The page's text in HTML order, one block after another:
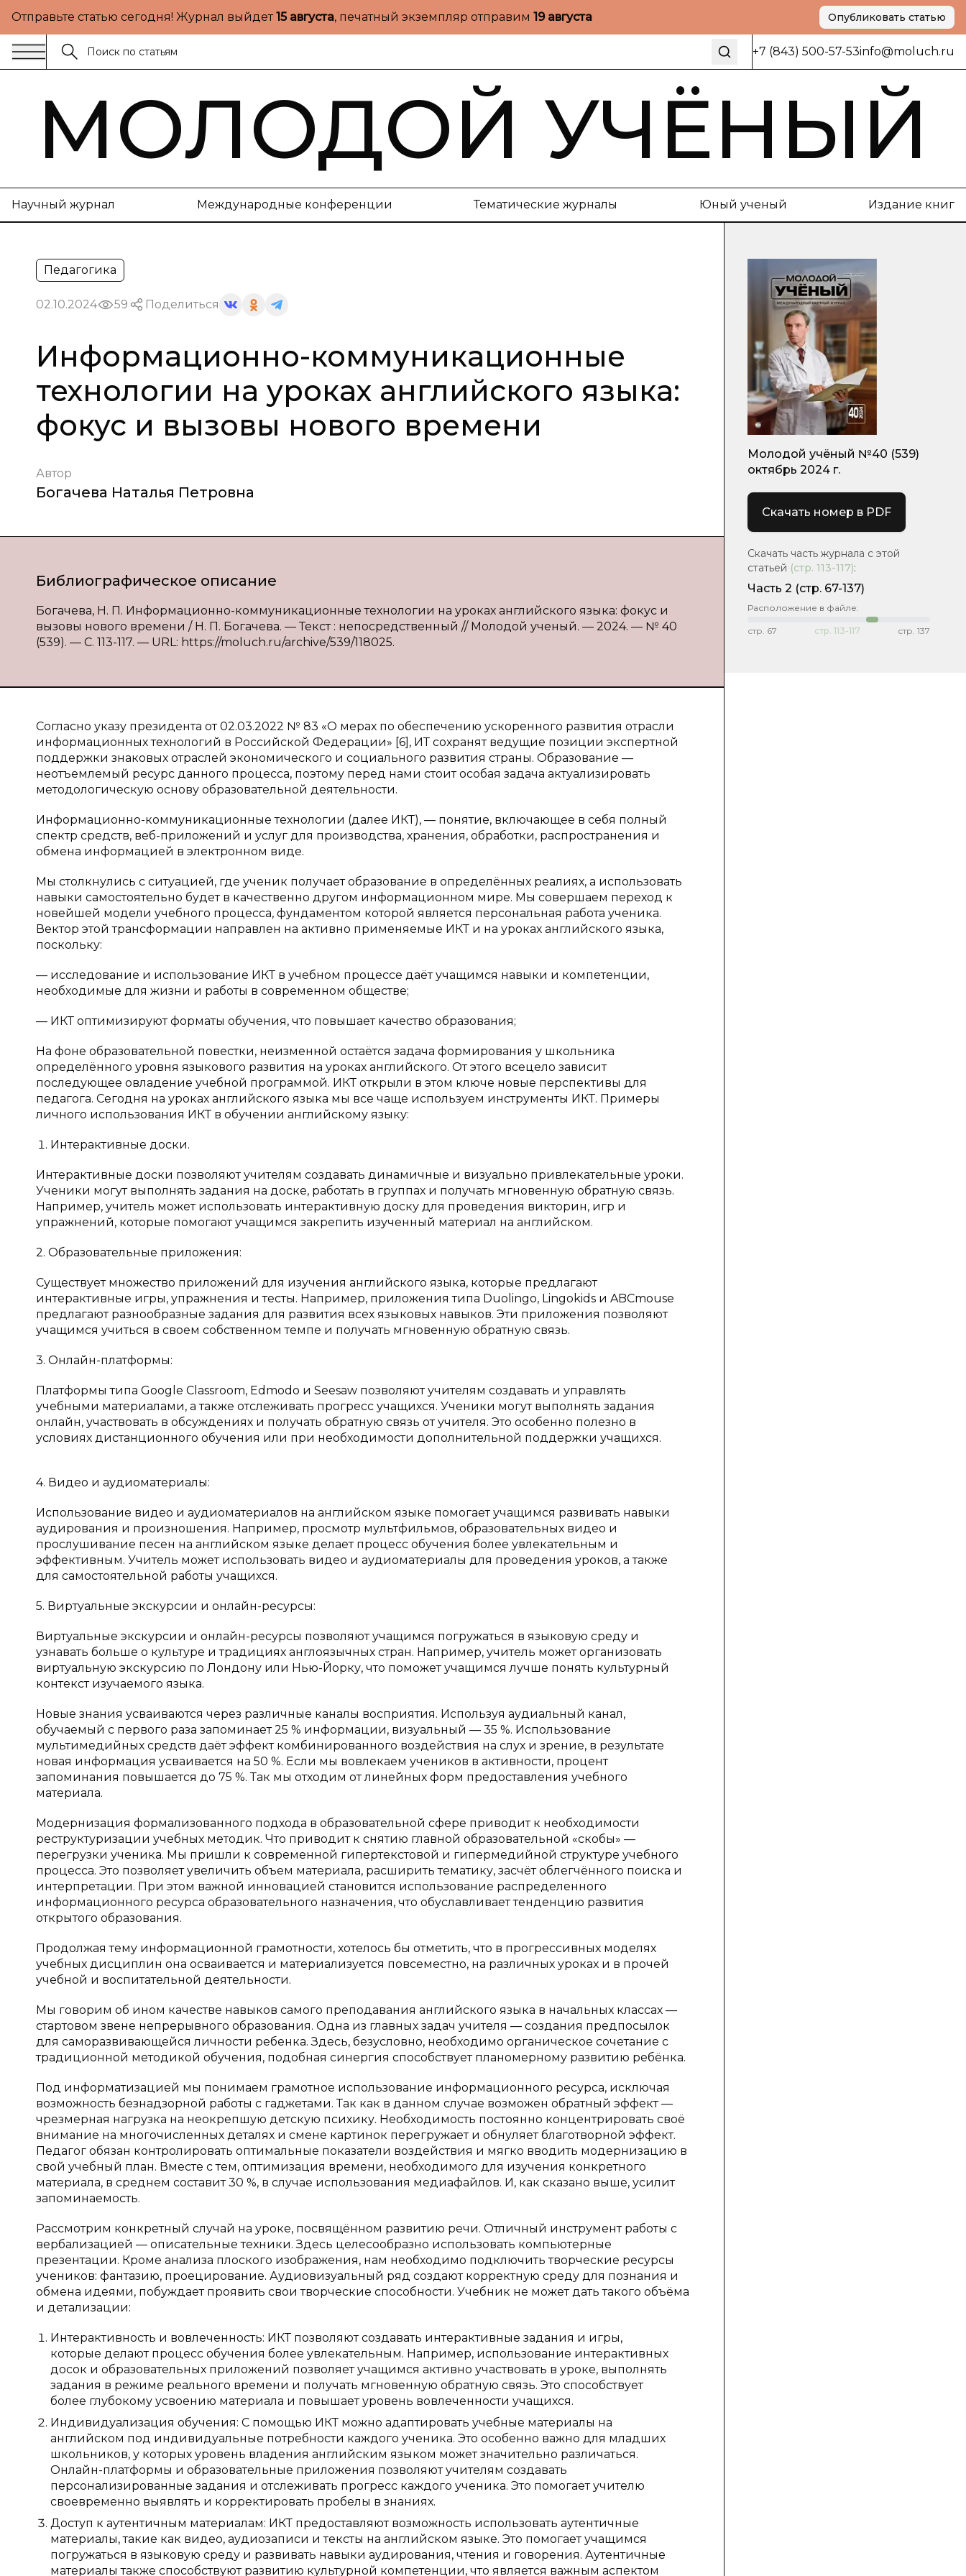
Отправьте статью сегодня! Журнал выйдет15 августа, печатный экземпляр отправим 19 августа Опубликовать статью
+7 (843) 500-57-53info@moluch.ru
МОЛОДОЙ УЧЁНЫЙ
Научный журнал Международные конференции Тематические журналы Юный ученый Издание книг
Педагогика
02.10.2024 59 Поделиться
Информационно-коммуникационные
технологии на уроках английского языка:
фокус и вызовы нового времени
Автор
Богачева Наталья Петровна
Библиографическое описание
Богачева, Н. П. Информационно-коммуникационные технологии на уроках английского языка: фокус и
вызовы нового времени / Н. П. Богачева. — Текст : непосредственный // Молодой ученый. — 2024. — № 40
(539). — С. 113-117. — URL: https://moluch.ru/archive/539/118025.
Согласно указу президента от 02.03.2022 № 83 «О мерах по обеспечению ускоренного развития отрасли
информационных технологий в Российской Федерации» [6], ИТ сохранят ведущие позиции экспертной
поддержки знаковых отраслей экономического и социального развития страны. Образование —
неотъемлемый ресурс данного процесса, поэтому перед нами стоит особая задача актуализировать
методологическую основу образовательной деятельности.
Информационно-коммуникационные технологии (далее ИКТ), — понятие, включающее в себя полный
спектр средств, веб-приложений и услуг для производства, хранения, обработки, распространения и
обмена информацией в электронном виде.
Мы столкнулись с ситуацией, где ученик получает образование в определённых реалиях, а использовать
навыки самостоятельно будет в качественно другом информационном мире. Мы совершаем переход к
новейшей модели учебного процесса, фундаментом которой является персональная работа ученика.
Вектор этой трансформации направлен на активно применяемые ИКТ и на уроках английского языка,
поскольку:
— исследование и использование ИКТ в учебном процессе даёт учащимся навыки и компетенции,
необходимые для жизни и работы в современном обществе;
— ИКТ оптимизируют форматы обучения, что повышает качество образования;
На фоне образовательной повестки, неизменной остаётся задача формирования у школьника
определённого уровня языкового развития на уроках английского. От этого всецело зависит
последующее овладение учебной программой. ИКТ открыли в этом ключе новые перспективы для
педагога. Сегодня на уроках английского языка мы все чаще используем инструменты ИКТ. Примеры
личного использования ИКТ в обучении английскому языку:
Интерактивные доски.
Интерактивные доски позволяют учителям создавать динамичные и визуально привлекательные уроки.
Ученики могут выполнять задания на доске, работать в группах и получать мгновенную обратную связь.
Например, учитель может использовать интерактивную доску для проведения викторин, игр и
упражнений, которые помогают учащимся закрепить изученный материал на английском.
2. Образовательные приложения:
Существует множество приложений для изучения английского языка, которые предлагают
интерактивные игры, упражнения и тесты. Например, приложения типа Duolingo, Lingokids и ABCmouse
предлагают разнообразные задания для развития всех языковых навыков. Эти приложения позволяют
учащимся учиться в своем собственном темпе и получать мгновенную обратную связь.
3. Онлайн-платформы:
Платформы типа Google Classroom, Edmodo и Seesaw позволяют учителям создавать и управлять
учебными материалами, а также отслеживать прогресс учащихся. Ученики могут выполнять задания
онлайн, участвовать в обсуждениях и получать обратную связь от учителя. Это особенно полезно в
условиях дистанционного обучения или при необходимости дополнительной поддержки учащихся.
4. Видео и аудиоматериалы:
Использование видео и аудиоматериалов на английском языке помогает учащимся развивать навыки
аудирования и произношения. Например, просмотр мультфильмов, образовательных видео и
прослушивание песен на английском языке делает процесс обучения более увлекательным и
эффективным. Учитель может использовать видео и аудиоматериалы для проведения уроков, а также
для самостоятельной работы учащихся.
5. Виртуальные экскурсии и онлайн-ресурсы:
Виртуальные экскурсии и онлайн-ресурсы позволяют учащимся погружаться в языковую среду и
узнавать больше о культуре и традициях англоязычных стран. Например, учитель может организовать
виртуальную экскурсию по Лондону или Нью-Йорку, что поможет учащимся лучше понять культурный
контекст изучаемого языка.
Новые знания усваиваются через различные каналы восприятия. Используя аудиальный канал,
обучаемый с первого раза запоминает 25 % информации, визуальный — 35 %. Использование
мультимедийных средств даёт эффект комбинированного воздействия на слух и зрение, в результате
новая информация усваивается на 50 %. Если мы вовлекаем учеников в активности, процент
запоминания повышается до 75 %. Так мы отходим от линейных форм предоставления учебного
материала.
Модернизация формализованного подхода в образовательной сфере приводит к необходимости
реструктуризации учебных методик. Что приводит к снятию главной образовательной «скобы» —
перегрузки ученика. Мы пришли к современной гипертекстовой и гипермедийной структуре учебного
процесса. Это позволяет увеличить объем материала, расширить тематику, засчёт облегчённого поиска и
интерпретации. При этом важной инновацией становится использование распределенного
информационного ресурса образовательного назначения, что обуславливает тенденцию развития
открытого образования.
Продолжая тему информационной грамотности, хотелось бы отметить, что в прогрессивных моделях
учебных дисциплин она осваивается и материализуется повсеместно, на различных уроках и в прочей
учебной и воспитательной деятельности.
Мы говорим об ином качестве навыков самого преподавания английского языка в начальных классах —
стартовом звене непрерывного образования. Одна из главных задач учителя — создания предпосылок
для саморазвивающейся личности ребенка. Здесь, безусловно, необходимо органическое сочетание с
традиционной методикой обучения, подобная синергия способствует планомерному развитию ребёнка.
Под информатизацией мы понимаем грамотное использование информационного ресурса, исключая
возможность безнадзорной работы с гаджетами. Так как в данном случае возможен обратный эффект —
чрезмерная нагрузка на неокрепшую детскую психику. Необходимость постоянно концентрировать своё
внимание на многочисленных деталях и смене картинок перегружает и обнуляет благотворной эффект.
Педагог обязан контролировать оптимальные показатели воздействия и мягко вводить модернизацию в
свой учебный план. Вместе с тем, оптимизация времени, необходимого для изучения конкретного
материала, в среднем составит 30 %, в случае использования медиафайлов. И, как сказано выше, усилит
запоминаемость.
Рассмотрим конкретный случай на уроке, посвящённом развитию речи. Отличный инструмент работы с
вербализацией — описательные техники. Здесь целесообразно использовать компьютерные
презентации. Кроме анализа плоского изображения, нам необходимо подключить творческие ресурсы
учеников: фантазию, проецирование. Аудиовизуальный ряд создают корректную среду для познания и
обмена идеями, побуждает проявить свои творческие способности. Учебник не может дать такого объёма
и детализации:
Интерактивность и вовлеченность: ИКТ позволяют создавать интерактивные задания и игры,
которые делают процесс обучения более увлекательным. Например, использование интерактивных
досок и образовательных приложений позволяет учащимся активно участвовать в уроке, выполнять
задания в режиме реального времени и получать мгновенную обратную связь. Это способствует
более глубокому усвоению материала и повышает уровень вовлеченности учащихся.
Индивидуализация обучения: С помощью ИКТ можно адаптировать учебные материалы на
английском под индивидуальные потребности каждого ученика. Это особенно важно для младших
школьников, у которых уровень владения английским языком может значительно различаться.
Онлайн-платформы и образовательные приложения позволяют учителям создавать
персонализированные задания и отслеживать прогресс каждого ученика. Это помогает учителю
своевременно выявлять и корректировать пробелы в знаниях.
Доступ к аутентичным материалам: ИКТ предоставляют возможность использовать аутентичные
материалы, такие как видео, аудиозаписи и тексты на английском языке. Это помогает учащимся
погружаться в языковую среду и развивать навыки аудирования, чтения и говорения. Аутентичные
материалы также способствуют развитию культурной компетенции, что является важным аспектом
Молодой учёный №40 (539)
октябрь 2024 г.
Скачать номер в PDF
Скачать часть журнала с этой
статьей (стр. 113-117):
Часть 2 (стр. 67-137)
Расположение в файле:
стр. 67 стр. 113-117 стр. 137